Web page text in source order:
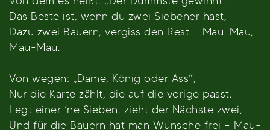
Das Beste ist, wenn du zwei Siebener hast,
Dazu zwei Bauern, vergiss den Rest – Mau-Mau,
Mau-Mau.
Von wegen: „Dame, König oder Ass“,
Nur die Karte zählt, die auf die vorige passt.
Legt einer ’ne Sieben, zieht der Nächste zwei,
Und für die Bauern hat man Wünsche frei – Mau-